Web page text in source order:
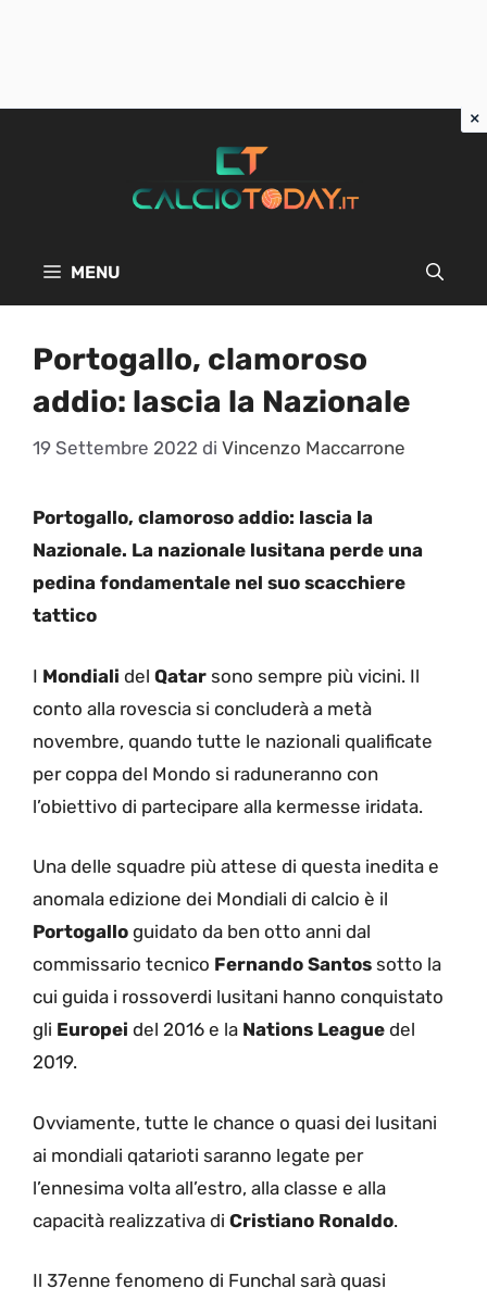
MENU
Portogallo, clamoroso
addio: lascia la Nazionale
19 Settembre 2022 di Vincenzo Maccarrone
Portogallo, clamoroso addio: lascia la
Nazionale. La nazionale lusitana perde una
pedina fondamentale nel suo scacchiere
tattico
I Mondiali del Qatar sono sempre più vicini. Il
conto alla rovescia si concluderà a metà
novembre, quando tutte le nazionali qualificate
per coppa del Mondo si raduneranno con
l’obiettivo di partecipare alla kermesse iridata.
Una delle squadre più attese di questa inedita e
anomala edizione dei Mondiali di calcio è il
Portogallo guidato da ben otto anni dal
commissario tecnico Fernando Santos sotto la
cui guida i rossoverdi lusitani hanno conquistato
gli Europei del 2016 e la Nations League del
2019.
Ovviamente, tutte le chance o quasi dei lusitani
ai mondiali qatarioti saranno legate per
l’ennesima volta all’estro, alla classe e alla
capacità realizzativa di Cristiano Ronaldo.
Il 37enne fenomeno di Funchal sarà quasi